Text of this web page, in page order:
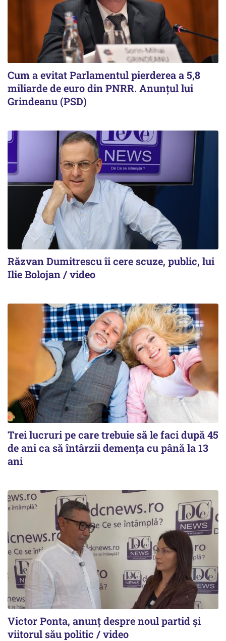
Cum a evitat Parlamentul pierderea a 5,8
miliarde de euro din PNRR. Anunțul lui
Grindeanu (PSD)
Răzvan Dumitrescu îi cere scuze, public, lui
Ilie Bolojan / video
Trei lucruri pe care trebuie să le faci după 45
de ani ca să întârzii demența cu până la 13
ani
Victor Ponta, anunț despre noul partid și
viitorul său politic / video